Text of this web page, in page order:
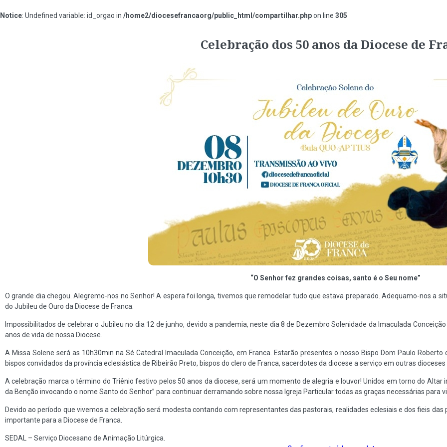
Notice: Undefined variable: id_orgao in /home2/diocesefrancaorg/public_html/compartilhar.phpon line 305
Celebração dos 50 anos da Diocese de
“O Senhor fez grandes coisas, santo é o Seu nome”
O grande dia chegou. Alegremo-nos no Senhor! A espera foi longa, tivemos que remodelar tudo que estava preparado. Adequamo-nos a
do Jubileu de Ouro da Diocese de Franca.
Impossibilitados de celebrar o Jubileu no dia 12 de junho, devido a pandemia, neste dia 8 de Dezembro Solenidade da Imaculada
anos de vida de nossa Diocese.
A Missa Solene será as 10h30min na Sé Catedral Imaculada Conceição, em Franca. Estarão presentes o nosso Bispo Dom Paulo
bispos convidados da província eclesiástica de Ribeirão Preto, bispos do clero de Franca, sacerdotes da diocese a serviço em outras dioceses
A celebração marca o término do Triênio festivo pelos 50 anos da diocese, será um momento de alegria e louvor! Unidos em torno do Altar
da Benção invocando o nome Santo do Senhor” para continuar derramando sobre nossa Igreja Particular todas as graças necessárias para
Devido ao período que vivemos a celebração será modesta contando com representantes das pastorais, realidades eclesiais e dos fieis
importante para a Diocese de Franca.
SEDAL – Serviço Diocesano de Animação Litúrgica.